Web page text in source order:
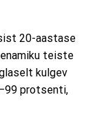
20-aastase
teiste
kulgev
protsenti,